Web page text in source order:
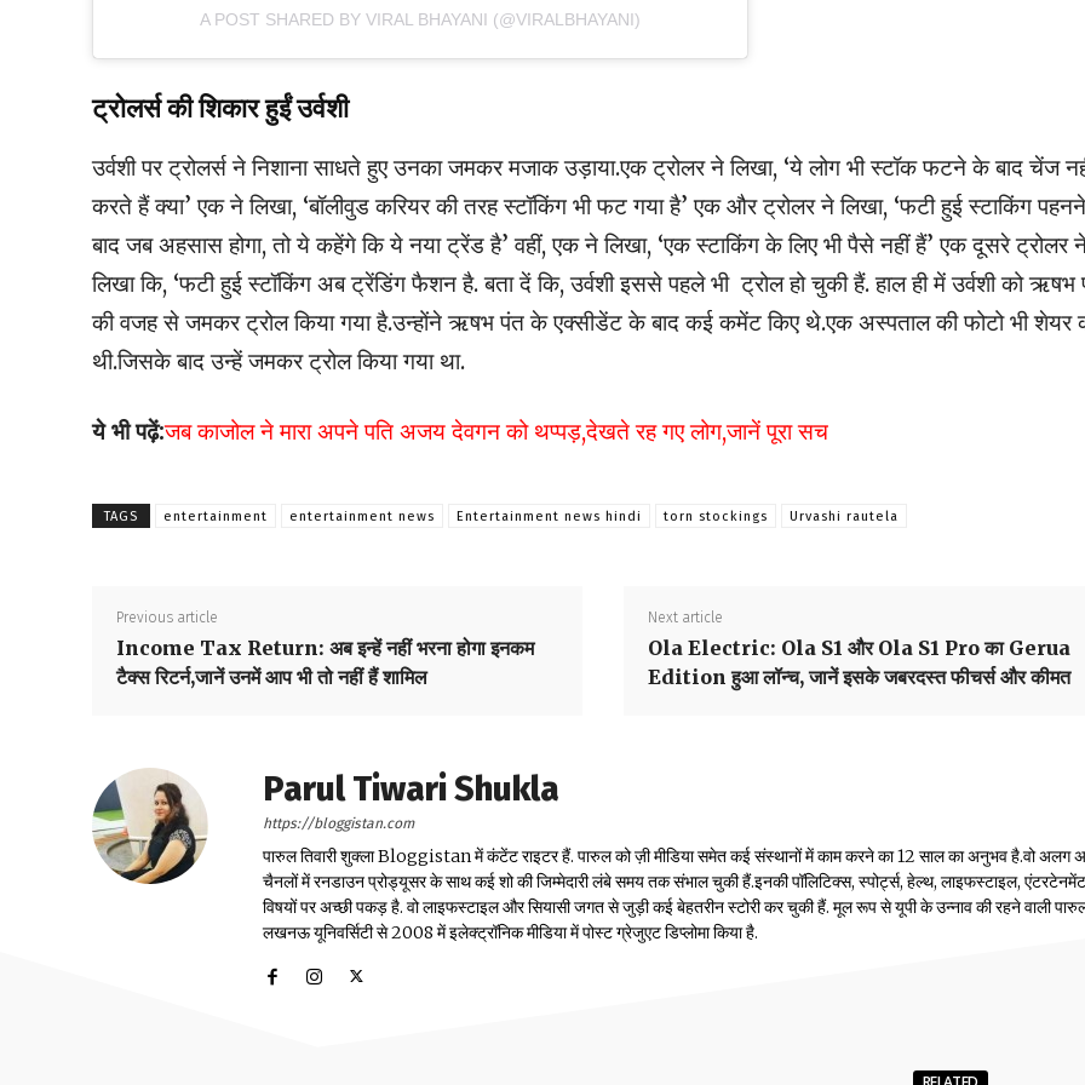
A POST SHARED BY VIRAL BHAYANI (@VIRALBHAYANI)
ट्रोलर्स की शिकार हुईं उर्वशी
उर्वशी पर ट्रोलर्स ने निशाना साधते हुए उनका जमकर मजाक उड़ाया.एक ट्रोलर ने लिखा, ‘ये लोग भी स्टॉक फटने के बाद चेंज
करते हैं क्या’ एक ने लिखा, ‘बॉलीवुड करियर की तरह स्टॉकिंग भी फट गया है’ एक और ट्रोलर ने लिखा, ‘फटी हुई स्टाकिंग
बाद जब अहसास होगा, तो ये कहेंगे कि ये नया ट्रेंड है’ वहीं, एक ने लिखा, ‘एक स्टाकिंग के लिए भी पैसे नहीं हैं’ एक दूसरे ट्रोलर
लिखा कि, ‘फटी हुई स्टॉकिंग अब ट्रेंडिंग फैशन है. बता दें कि, उर्वशी इससे पहले भी ट्रोल हो चुकी हैं. हाल ही में उर्वशी को ऋषभ
की वजह से जमकर ट्रोल किया गया है.उन्होंने ऋषभ पंत के एक्सीडेंट के बाद कई कमेंट किए थे.एक अस्पताल की फोटो भी शेयर
थी.जिसके बाद उन्हें जमकर ट्रोल किया गया था.
ये भी पढ़ें:जब काजोल ने मारा अपने पति अजय देवगन को थप्पड़,देखते रह गए लोग,जानें पूरा सच
TAGS entertainment entertainment news Entertainment news hindi torn stockings Urvashi rautela
Previous article
Income Tax Return: अब इन्हें नहीं भरना होगा इनकम
टैक्स रिटर्न,जानें उनमें आप भी तो नहीं हैं शामिल
Next article
Ola Electric: Ola S1 और Ola S1 Pro का Gerua
Edition हुआ लॉन्च, जानें इसके जबरदस्त फीचर्स और कीमत
Parul Tiwari Shukla
https://bloggistan.com
पारुल तिवारी शुक्ला Bloggistan में कंटेंट राइटर हैं. पारुल को ज़ी मीडिया समेत कई संस्थानों में काम करने का 12 साल का अनुभव है.वो अलग
चैनलों में रनडाउन प्रोड्यूसर के साथ कई शो की जिम्मेदारी लंबे समय तक संभाल चुकी हैं.इनकी पॉलिटिक्स, स्पोर्ट्स, हेल्थ, लाइफस्टाइल, एंटरटेनमेंट
विषयों पर अच्छी पकड़ है. वो लाइफस्टाइल और सियासी जगत से जुड़ी कई बेहतरीन स्टोरी कर चुकी हैं. मूल रूप से यूपी के उन्नाव की रहने वाली
लखनऊ यूनिवर्सिटी से 2008 में इलेक्ट्रॉनिक मीडिया में पोस्ट ग्रेजुएट डिप्लोमा किया है.